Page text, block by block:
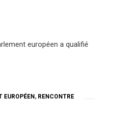
européen a qualifié
EUROPÉEN, RENCONTRE